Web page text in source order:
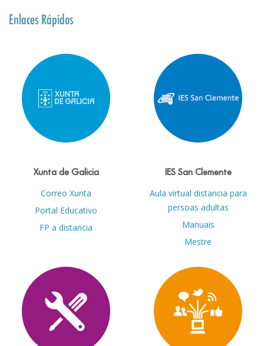
Enlaces Rápidos
Xunta de Galicia
Correo Xunta
Portal Educativo
FP a distancia
IES San Clemente
Aula virtual distancia para
persoas adultas
Manuais
Mestre